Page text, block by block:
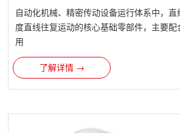
自动化机械、精密传动设备运行体系中，
度直线往复运动的核心基础零部件，主要
用
了解详情 →